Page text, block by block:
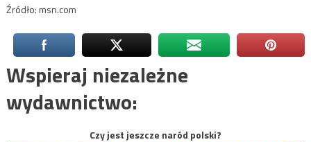
Źródło: msn.com
Wspieraj niezależne
wydawnictwo:
Czy jest jeszcze naród polski?